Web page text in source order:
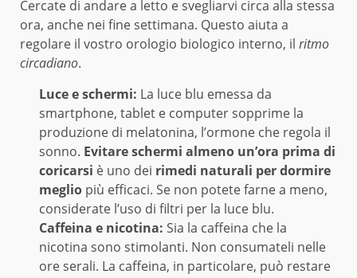
Cercate di andare a letto e svegliarvi circa alla stessa
ora, anche nei fine settimana. Questo aiuta a
regolare il vostro orologio biologico interno, il ritmo
circadiano.
Luce e schermi: La luce blu emessa da
smartphone, tablet e computer sopprime la
produzione di melatonina, l’ormone che regola il
sonno. Evitare schermi almeno un’ora prima di
coricarsi è uno dei rimedi naturali per dormire
meglio più efficaci. Se non potete farne a meno,
considerate l’uso di filtri per la luce blu.
Caffeina e nicotina: Sia la caffeina che la
nicotina sono stimolanti. Non consumateli nelle
ore serali. La caffeina, in particolare, può restare